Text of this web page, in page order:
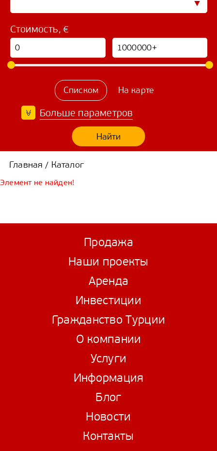
Стоимость, €
Списком На карте
Найти
Больше параметров
Главная / Каталог
Элемент не найден!
Продажа
Наши проекты
Аренда
Инвестиции
Гражданство Турции
О компании
Услуги
Информация
Блог
Новости
Контакты